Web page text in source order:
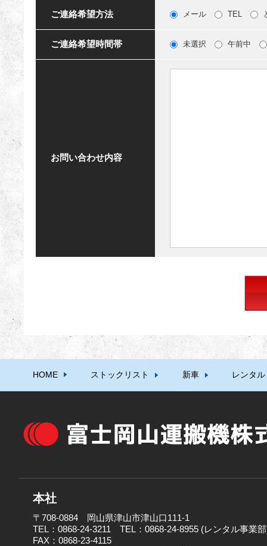
ご連絡希望方法 メール TEL
ご連絡希望時間帯 未選択 午前中
お問い合わせ内容
HOME ストックリスト 新車 レンタル
本社
〒708-0884 岡山県津山市津山口111-1
TEL：0868-24-3211 TEL：0868-24-8955 (レンタル事業
FAX：0868-23-4115